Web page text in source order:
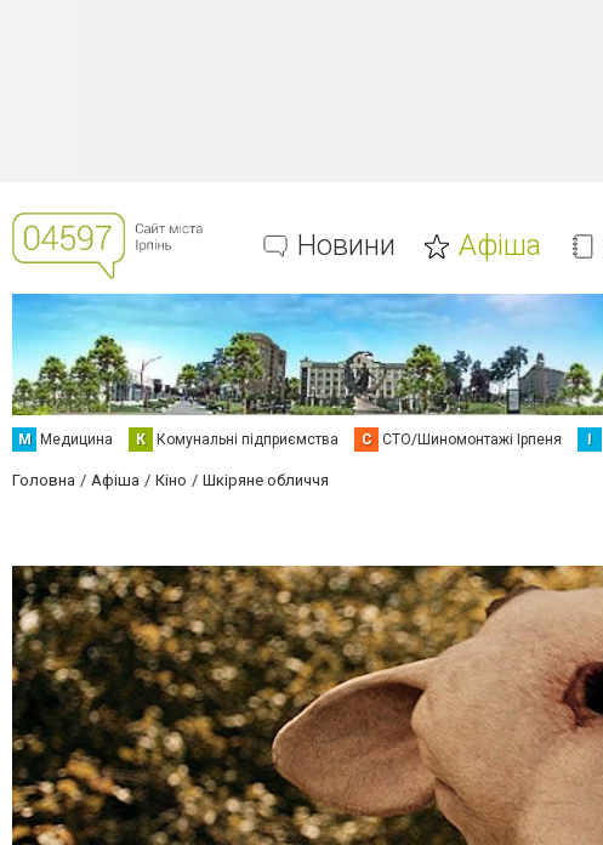
Новини Афіша
М Медицина К Комунальні підприємства С СТО/Шиномонтажі Ірпеня І
Головна Афіша Кіно Шкіряне обличчя